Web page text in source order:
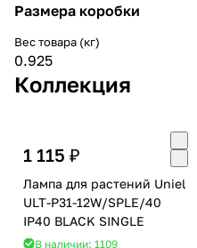
Размера коробки
Вес товара (кг)
0.925
Коллекция
1 115 ₽
Лампа для растений Uniel
ULT-P31-12W/SPLE/40
IP40 BLACK SINGLE
В наличии: 1109